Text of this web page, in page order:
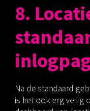
8.
Na de standaard
is het ook erg veilig